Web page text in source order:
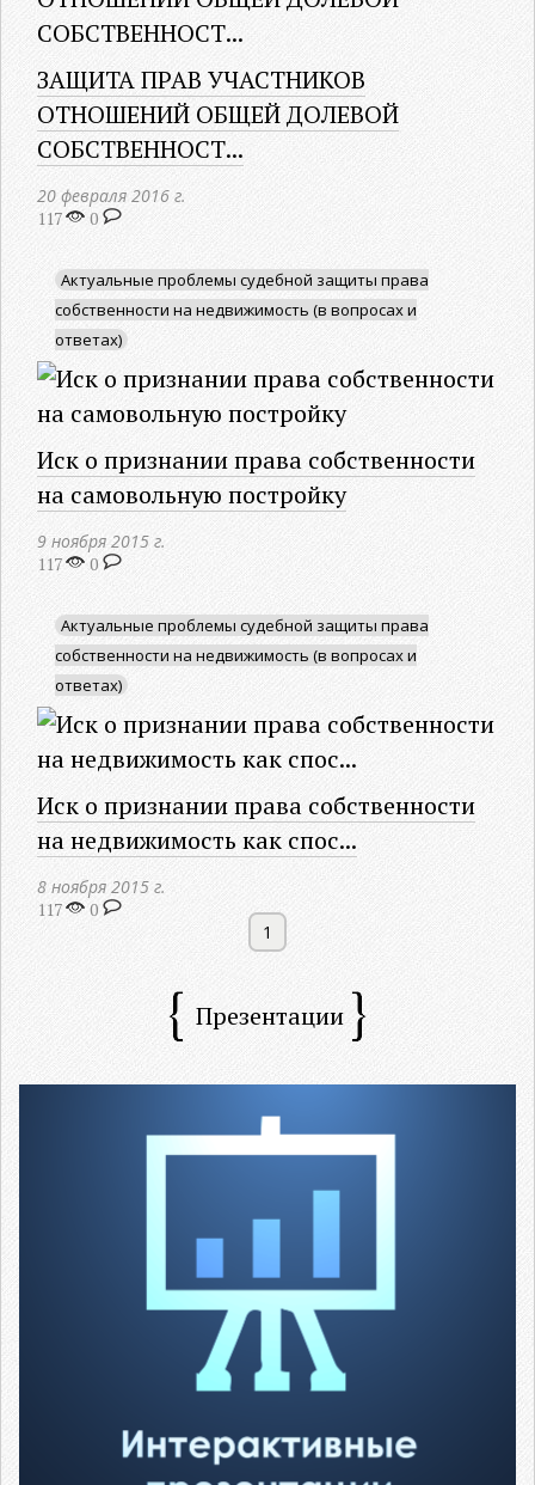
ЗАЩИТА ПРАВ УЧАСТНИКОВ
ОТНОШЕНИЙ ОБЩЕЙ ДОЛЕВОЙ
СОБСТВЕННОСТ...
20 февраля 2016 г.
117
0
Актуальные проблемы судебной защиты права
собственности на недвижимость (в вопросах и
ответах)
Иск о признании права собственности
на самовольную постройку
9 ноября 2015 г.
117
0
Актуальные проблемы судебной защиты права
собственности на недвижимость (в вопросах и
ответах)
Иск о признании права собственности
на недвижимость как спос...
8 ноября 2015 г.
117
0
1
Презентации